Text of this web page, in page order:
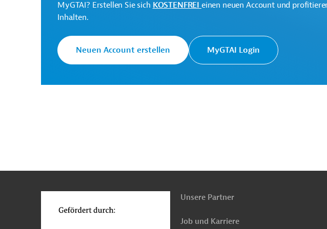
MyGTAI? Erstellen Sie sich KOSTENFREI einen neuen Account und
Inhalten.
Neuen Account erstellen MyGTAI Login
oben
Unsere Partner
Job und Karriere